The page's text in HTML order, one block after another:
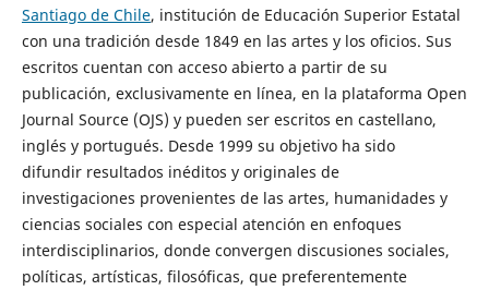
Santiago de Chile, institución de Educación Superior Estatal
con una tradición desde 1849 en las artes y los oficios. Sus
escritos cuentan con acceso abierto a partir de su
publicación, exclusivamente en línea, en la plataforma Open
Journal Source (OJS) y pueden ser escritos en castellano,
inglés y portugués. Desde 1999 su objetivo ha sido
difundir resultados inéditos y originales de
investigaciones provenientes de las artes, humanidades y
ciencias sociales con especial atención en enfoques
interdisciplinarios, donde convergen discusiones sociales,
políticas, artísticas, filosóficas, que preferentemente